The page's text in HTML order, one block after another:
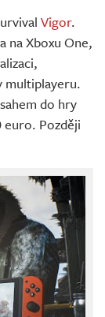
Vigor.
na Xboxu One,
multiplayeru.
do hry
Později